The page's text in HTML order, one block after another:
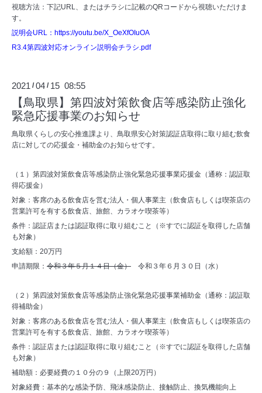
視聴方法：下記URL、またはチラシに記載のQRコードから視聴いただけま
す。
説明会URL： https://youtu.be/X_OeXfOIuOA
R3.4第四波対応オンライン説明会チラシ.pdf
2021 /04 / 15 08:55
【鳥取県】第四波対策飲食店等感染防止強化
緊急応援事業のお知らせ
鳥取県くらしの安心推進課より、鳥取県安心対策認証店取得に取り組む飲食
店に対しての応援金・補助金のお知らせです。
（１）第四波対策飲食店等感染防止強化緊急応援事業応援金（通称：認証取
得応援金）
対象：客席のある飲食店を営む法人・個人事業主（飲食店もしくは喫茶店の
営業許可を有する飲食店、旅館、カラオケ喫茶等）
条件：認証店または認証取得に取り組むこと（※すでに認証を取得した店舗
も対象）
支給額：20万円
申請期限： 令和３年５月１４日（金） 令和３年６月３０日（水）
（２）第四波対策飲食店等感染防止強化緊急応援事業補助金（通称：認証取
得補助金）
対象：客席のある飲食店を営む法人・個人事業主（飲食店もしくは喫茶店の
営業許可を有する飲食店、旅館、カラオケ喫茶等）
条件：認証店または認証取得に取り組むこと（※すでに認証を取得した店舗
も対象）
補助額：必要経費の１０分の９（上限20万円）
対象経費：基本的な感染予防、飛沫感染防止、接触防止、換気機能向上